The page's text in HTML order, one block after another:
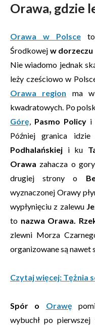
Orawa, gdzie
Orawa w Polsce
Środkowej w
Nie wiadomo jednak
leży cześciowo w
Orawa region
ma
kwadratowych. Po
Górę, Pasmo Policyi
Później granica
Podhalańskiej i ku
Orawa zahacza o gory
drugiej strony o
wyznaczonej Orawy
wypłynięciu z zalewu
to nazwa Orawa.
zlewni Morza
organizowane są nawet
Czytaj więcej: Tężnia
Spór o Orawę
wybuchł po pierwszej